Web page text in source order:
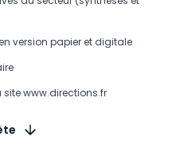
version papier et digitale
site www.directions.fr